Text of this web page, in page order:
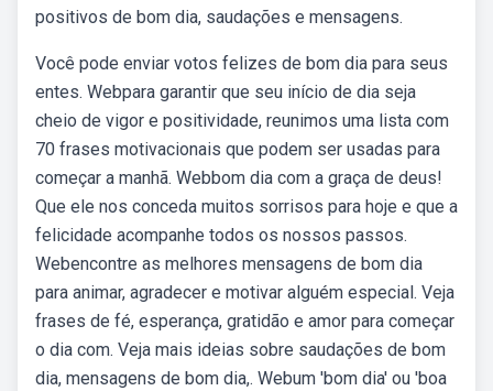
positivos de bom dia, saudações e mensagens.
Você pode enviar votos felizes de bom dia para seus
entes. Webpara garantir que seu início de dia seja
cheio de vigor e positividade, reunimos uma lista com
70 frases motivacionais que podem ser usadas para
começar a manhã. Webbom dia com a graça de deus!
Que ele nos conceda muitos sorrisos para hoje e que a
felicidade acompanhe todos os nossos passos.
Webencontre as melhores mensagens de bom dia
para animar, agradecer e motivar alguém especial. Veja
frases de fé, esperança, gratidão e amor para começar
o dia com. Veja mais ideias sobre saudações de bom
dia, mensagens de bom dia,. Webum 'bom dia' ou 'boa